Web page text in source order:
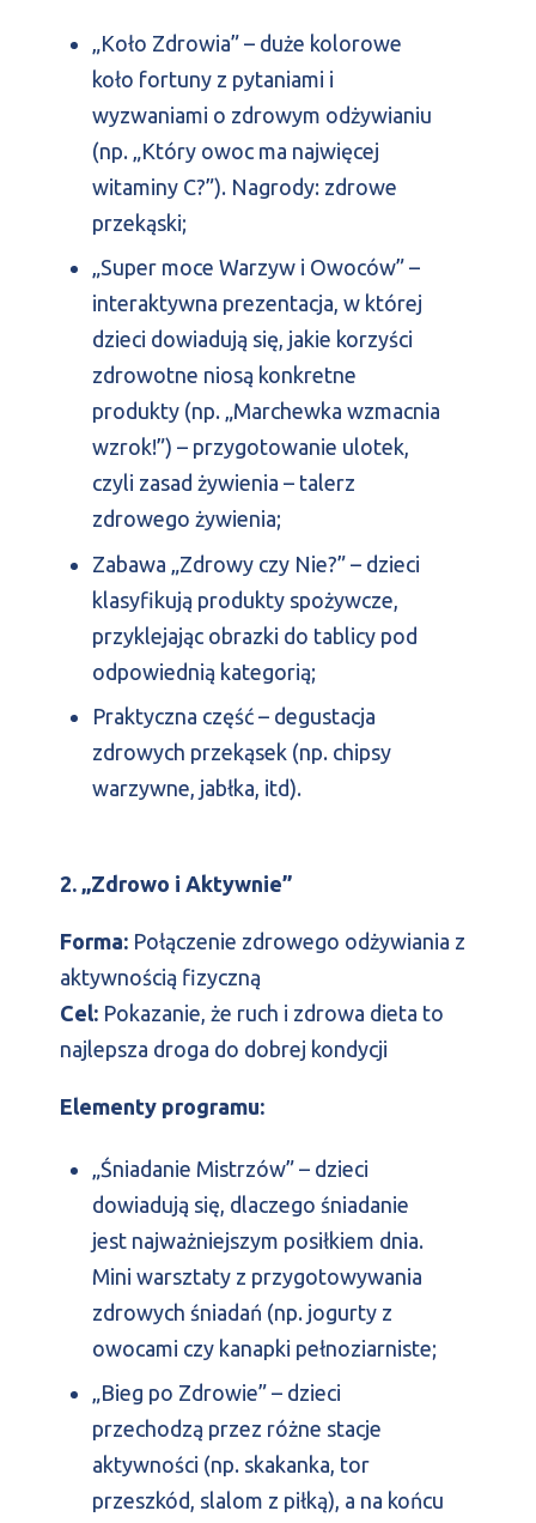
„Koło Zdrowia” – duże kolorowe
koło fortuny z pytaniami i
wyzwaniami o zdrowym odżywianiu
(np. „Który owoc ma najwięcej
witaminy C?”). Nagrody: zdrowe
przekąski;
„Super moce Warzyw i Owoców” –
interaktywna prezentacja, w której
dzieci dowiadują się, jakie korzyści
zdrowotne niosą konkretne
produkty (np. „Marchewka wzmacnia
wzrok!”) – przygotowanie ulotek,
czyli zasad żywienia – talerz
zdrowego żywienia;
Zabawa „Zdrowy czy Nie?” – dzieci
klasyfikują produkty spożywcze,
przyklejając obrazki do tablicy pod
odpowiednią kategorią;
Praktyczna część – degustacja
zdrowych przekąsek (np. chipsy
warzywne, jabłka, itd).
2. „Zdrowo i Aktywnie”
Forma: Połączenie zdrowego odżywiania z
aktywnością fizyczną
Cel: Pokazanie, że ruch i zdrowa dieta to
najlepsza droga do dobrej kondycji
Elementy programu:
„Śniadanie Mistrzów” – dzieci
dowiadują się, dlaczego śniadanie
jest najważniejszym posiłkiem dnia.
Mini warsztaty z przygotowywania
zdrowych śniadań (np. jogurty z
owocami czy kanapki pełnoziarniste;
„Bieg po Zdrowie” – dzieci
przechodzą przez różne stacje
aktywności (np. skakanka, tor
przeszkód, slalom z piłką), a na końcu